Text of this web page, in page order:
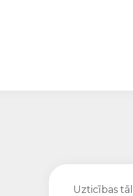
Uzticības